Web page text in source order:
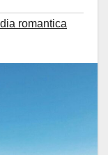
romantica